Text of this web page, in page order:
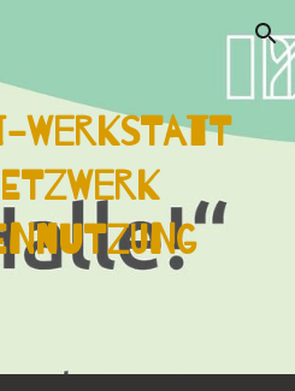
Skip to navigation
Werkstatt